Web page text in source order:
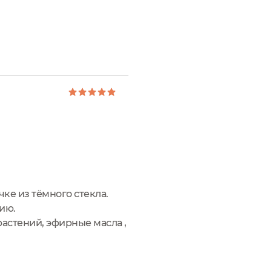
из тёмного стекла.
эфирные масла ,